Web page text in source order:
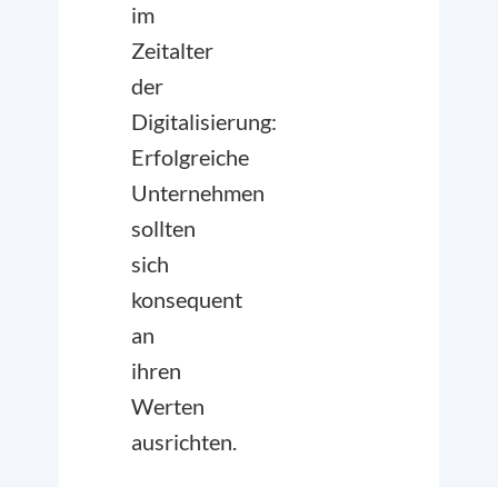
im
Zeitalter
der
Digitalisierung:
Erfolgreiche
Unternehmen
sollten
sich
konsequent
an
ihren
Werten
ausrichten.